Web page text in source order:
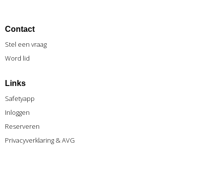
Contact
Stel een vraag
Word lid
Links
Safetyapp
Inloggen
Reserveren
Privacyverklaring & AVG